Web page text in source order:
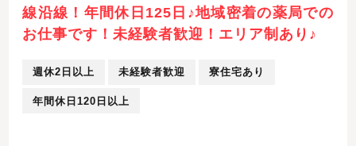
線沿線！年間休日125日♪地域密着の薬局での
お仕事です！未経験者歓迎！エリア制あり♪
週休2日以上 未経験者歓迎 寮住宅あり
年間休日120日以上